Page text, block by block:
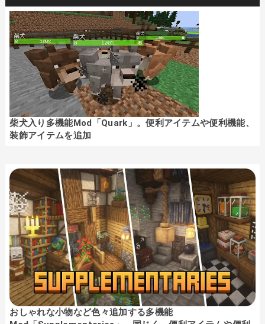
柴犬入り多機能Mod「Quark」。便利アイテムや便利機能、
装飾アイテムを追加
おしゃれな小物など色々追加する多機能